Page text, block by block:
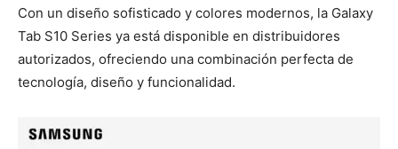
Con un diseño sofisticado y colores modernos, la Galaxy
Tab S10 Series ya está disponible en distribuidores
autorizados, ofreciendo una combinación perfecta de
tecnología, diseño y funcionalidad.